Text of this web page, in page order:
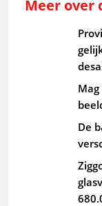
Meer over
De